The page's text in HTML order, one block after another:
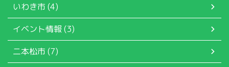
いわき市 (4)
イベント情報 (3)
二本松市 (7)